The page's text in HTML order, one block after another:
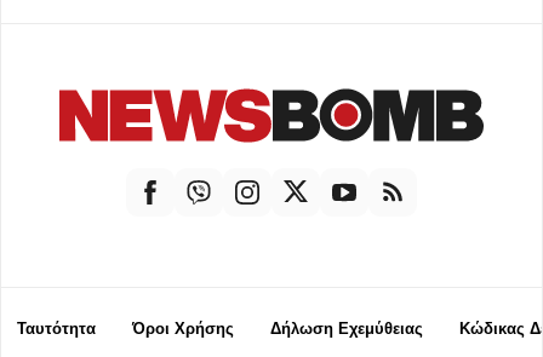
Ταυτότητα Όροι Χρήσης Δήλωση Εχεμύθειας Κώδικας